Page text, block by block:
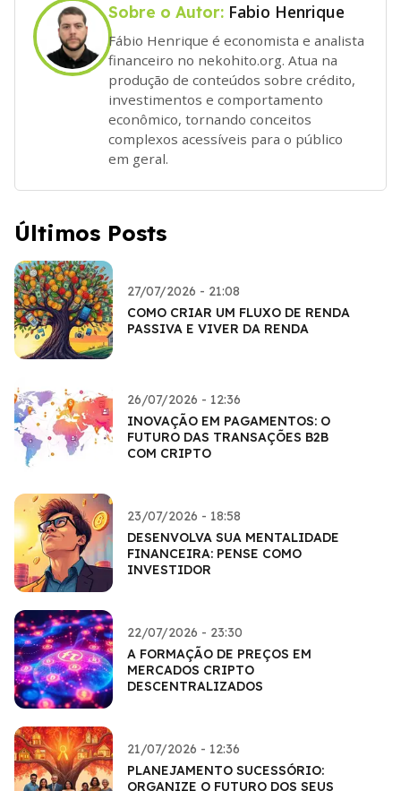
Sobre o Autor: Fabio Henrique
Fábio Henrique é economista e analista
financeiro no nekohito.org. Atua na
produção de conteúdos sobre crédito,
investimentos e comportamento
econômico, tornando conceitos
complexos acessíveis para o público
em geral.
Últimos Posts
27/07/2026 - 21:08
COMO CRIAR UM FLUXO DE RENDA
PASSIVA E VIVER DA RENDA
26/07/2026 - 12:36
INOVAÇÃO EM PAGAMENTOS: O
FUTURO DAS TRANSAÇÕES B2B
COM CRIPTO
23/07/2026 - 18:58
DESENVOLVA SUA MENTALIDADE
FINANCEIRA: PENSE COMO
INVESTIDOR
22/07/2026 - 23:30
A FORMAÇÃO DE PREÇOS EM
MERCADOS CRIPTO
DESCENTRALIZADOS
21/07/2026 - 12:36
PLANEJAMENTO SUCESSÓRIO:
ORGANIZE O FUTURO DOS SEUS